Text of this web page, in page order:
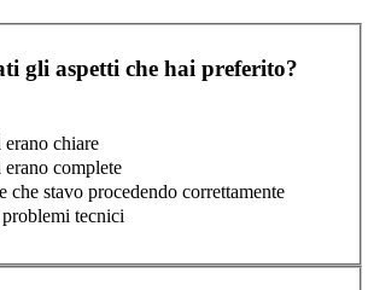
gli aspetti che hai preferito?
chiare
complete
che stavo procedendo correttamente
tecnici